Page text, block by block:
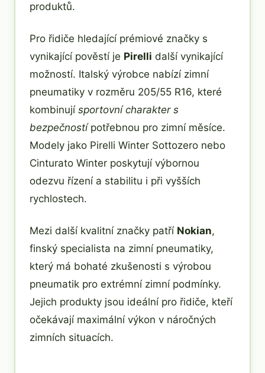
produktů.
Pro řidiče hledající prémiové značky s
vynikající pověstí je Pirelli další vynikající
možností. Italský výrobce nabízí zimní
pneumatiky v rozměru 205/55 R16, které
kombinují sportovní charakter s
bezpečnostípotřebnou pro zimní měsíce.
Modely jako Pirelli Winter Sottozero nebo
Cinturato Winter poskytují výbornou
odezvu řízení a stabilitu i při vyšších
rychlostech.
Mezi další kvalitní značky patří Nokian,
finský specialista na zimní pneumatiky,
který má bohaté zkušenosti s výrobou
pneumatik pro extrémní zimní podmínky.
Jejich produkty jsou ideální pro řidiče, kteří
očekávají maximální výkon v náročných
zimních situacích.